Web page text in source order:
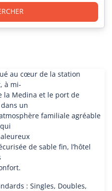
au cœur de la station
à mi-
la Medina et le port de
un
familiale agréable
de sable fin, l’hôtel
: Singles, Doubles,